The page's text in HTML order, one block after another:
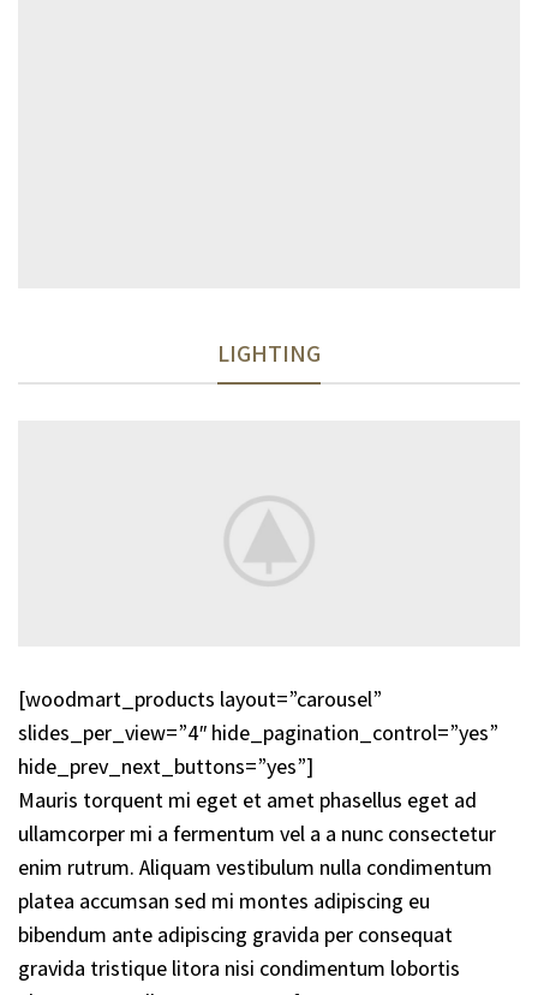
LIGHTING
[woodmart_products layout=”carousel”
slides_per_view=”4″ hide_pagination_control=”yes”
hide_prev_next_buttons=”yes”]
Mauris torquent mi eget et amet phasellus eget ad
ullamcorper mi a fermentum vel a a nunc consectetur
enim rutrum. Aliquam vestibulum nulla condimentum
platea accumsan sed mi montes adipiscing eu
bibendum ante adipiscing gravida per consequat
gravida tristique litora nisi condimentum lobortis